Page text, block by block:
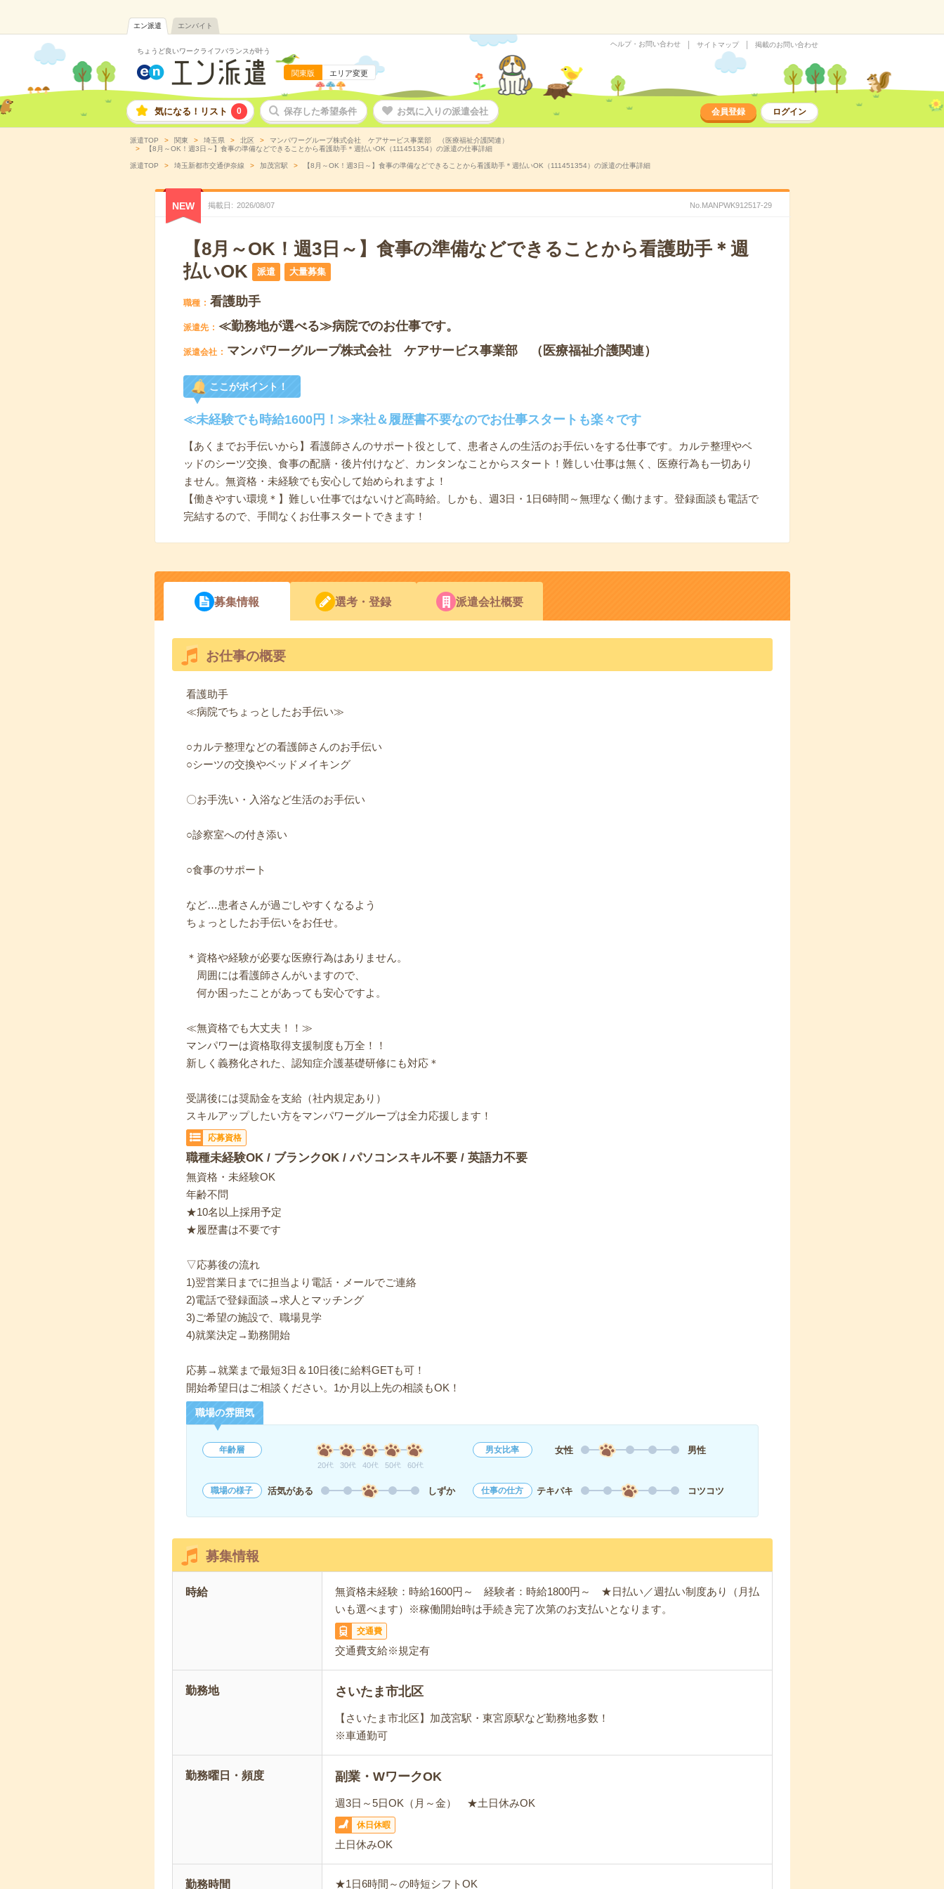
エン派遣 エンバイト
ちょうど良いワークライフバランスが叶う
関東版 エリア変更
ヘルプ・お問い合わせ サイトマップ 掲載のお問い合わせ
気になる！リスト 0 保存した希望条件 お気に入りの派遣会社 会員登録 ログイン
派遣TOP 関東 埼玉県 北区
マンパワーグループ株式会社 ケアサービス事業部 （医療福祉介護関連）
【8月～OK！週3日～】食事の準備などできることから看護助手＊週払いOK（111451354）の派遣の仕事詳細
派遣TOP 埼玉新都市交通伊奈線 加茂宮駅 【8月～OK！週3日～】食事の準備などできることから看護助手＊週払いOK（111451354）の派遣の仕事詳細
NEW 掲載日 2026/08/07 No.MANPWK912517-29
【8月～OK！週3日～】食事の準備などできることから看護助手＊週
払いOK
派遣 大量募集
職種 看護助手
派遣先 ≪勤務地が選べる≫病院でのお仕事です。
派遣会社 マンパワーグループ株式会社 ケアサービス事業部 （医療福祉介護関連）
ここがポイント！
≪未経験でも時給1600円！≫来社＆履歴書不要なのでお仕事スタートも楽々です
【あくまでお手伝いから】看護師さんのサポート役として、患者さんの生活のお手伝いをする仕事です。カルテ整理やベ
ッドのシーツ交換、食事の配膳・後片付けなど、カンタンなことからスタート！難しい仕事は無く、医療行為も一切あり
ません。無資格・未経験でも安心して始められますよ！
【働きやすい環境＊】難しい仕事ではないけど高時給。しかも、週3日・1日6時間～無理なく働けます。登録面談も電話で
完結するので、手間なくお仕事スタートできます！
募集情報 選考・登録 派遣会社概要
お仕事の概要
看護助手
≪病院でちょっとしたお手伝い≫
○カルテ整理などの看護師さんのお手伝い
○シーツの交換やベッドメイキング
〇お手洗い・入浴など生活のお手伝い
○診察室への付き添い
○食事のサポート
など…患者さんが過ごしやすくなるよう
ちょっとしたお手伝いをお任せ。
＊資格や経験が必要な医療行為はありません。
周囲には看護師さんがいますので、
何か困ったことがあっても安心ですよ。
≪無資格でも大丈夫！！≫
マンパワーは資格取得支援制度も万全！！
新しく義務化された、認知症介護基礎研修にも対応＊
受講後には奨励金を支給（社内規定あり）
スキルアップしたい方をマンパワーグループは全力応援します！
応募資格
職種未経験OK / ブランクOK / パソコンスキル不要 / 英語力不要
無資格・未経験OK
年齢不問
★10名以上採用予定
★履歴書は不要です
▽応募後の流れ
1)翌営業日までに担当より電話・メールでご連絡
2)電話で登録面談→求人とマッチング
3)ご希望の施設で、職場見学
4)就業決定→勤務開始
応募→就業まで最短3日＆10日後に給料GETも可！
開始希望日はご相談ください。1か月以上先の相談もOK！
職場の雰囲気
年齢層
20代 30代 40代 50代 60代
男女比率 女性 男性
職場の様子 活気がある しずか 仕事の仕方 テキパキ コツコツ
募集情報
時給
無資格未経験：時給1600円～ 経験者：時給1800円～ ★日払い／週払い制度あり（月払
いも選べます）※稼働開始時は手続き完了次第のお支払いとなります。
交通費
交通費支給※規定有
勤務地 さいたま市北区
【さいたま市北区】加茂宮駅・東宮原駅など勤務地多数！
※車通勤可
勤務曜日・頻度 副業・WワークOK
週3日～5日OK（月～金） ★土日休みOK
休日休暇
土日休みOK
勤務時間 ★1日6時間～の時短シフトOK